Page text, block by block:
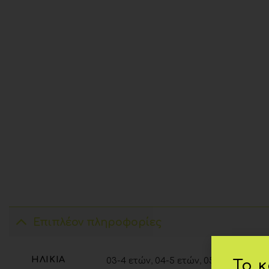
Επιπλέον πληροφορίες
ΗΛΙΚΊΑ 03-4 ετών 04-5 ετών 05-6 ετών,